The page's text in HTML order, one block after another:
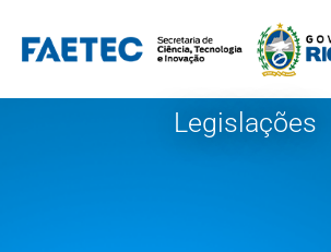
Pular
Legislações